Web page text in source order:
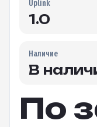
Uplink
1.0
Наличие
В
По